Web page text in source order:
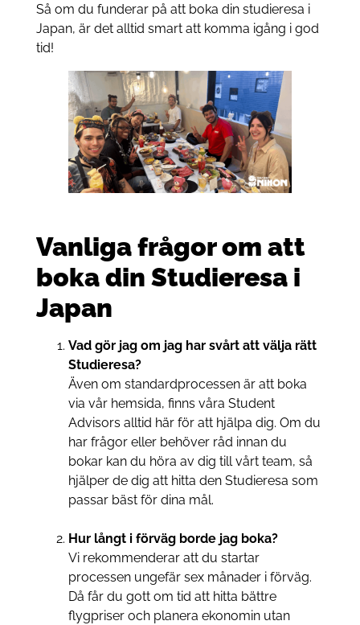
Så om du funderar på att boka din studieresa i
Japan, är det alltid smart att komma igång i god
tid!
Vanliga frågor om att
boka din Studieresa i
Japan
Vad gör jag om jag har svårt att välja rätt
Studieresa?
Även om standardprocessen är att boka
via vår hemsida, finns våra Student
Advisors alltid här för att hjälpa dig. Om du
har frågor eller behöver råd innan du
bokar kan du höra av dig till vårt team, så
hjälper de dig att hitta den Studieresa som
passar bäst för dina mål.
Hur långt i förväg borde jag boka?
Vi rekommenderar att du startar
processen ungefär sex månader i förväg.
Då får du gott om tid att hitta bättre
flygpriser och planera ekonomin utan